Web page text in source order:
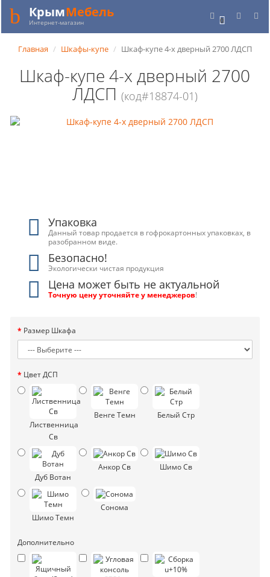
0
КрымМебель
Интернет-магазин
Главная Шкафы-купе Шкаф-купе 4-х дверный 2700 ЛДСП
Шкаф-купе 4-х дверный 2700
ЛДСП (код#18874-01)
Упаковка
Данный товар продается в гофрокартонных упаковках, в
разобранном виде.
Безопасно!
Экологически чистая продукция
Цена может быть не актуальной
Точную цену уточняйте у менеджеров!
Размер Шкафа
Цвет ДСП
Лиственница
Св
Венге Темн Белый Стр
Дуб Вотан
Анкор Св Шимо Св
Шимо Темн
Сонома
Дополнительно